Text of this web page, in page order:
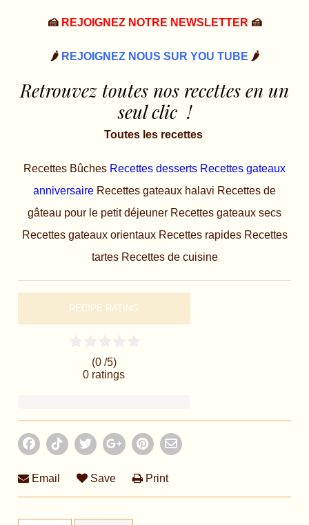
🍰 REJOIGNEZ NOTRE NEWSLETTER 🍰
🌶️ REJOIGNEZ NOUS SUR YOU TUBE 🌶️
Retrouvez toutes nos recettes en un
seul clic !
Toutes les recettes
Recettes Bûches Recettes desserts Recettes gateaux
anniversaire Recettes gateaux halavi Recettes de
gâteau pour le petit déjeuner Recettes gateaux secs
Recettes gateaux orientaux Recettes rapides Recettes
tartes Recettes de cuisine
RECIPE RATING
(0 /5)
0 ratings
Email Save Print